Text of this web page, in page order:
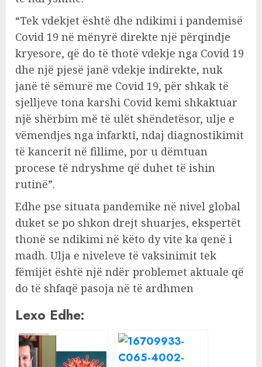
“Tek vdekjet është dhe ndikimi i pandemisë
Covid 19 në mënyrë direkte një përqindje
kryesore, që do të thotë vdekje nga Covid 19
dhe një pjesë janë vdekje indirekte, nuk
janë të sëmurë me Covid 19, për shkak të
sjelljeve tona karshi Covid kemi shkaktuar
një shërbim më të ulët shëndetësor, ulje e
vëmendjes nga infarkti, ndaj diagnostikimit
të kancerit në fillime, por u dëmtuan
procese të ndryshme që duhet të ishin
rutinë”.
Edhe pse situata pandemike në nivel global
duket se po shkon drejt shuarjes, ekspertët
thonë se ndikimi në këto dy vite ka qenë i
madh. Ulja e niveleve të vaksinimit tek
fëmijët është një ndër problemet aktuale që
do të shfaqë pasoja në të ardhmen
Lexo Edhe: